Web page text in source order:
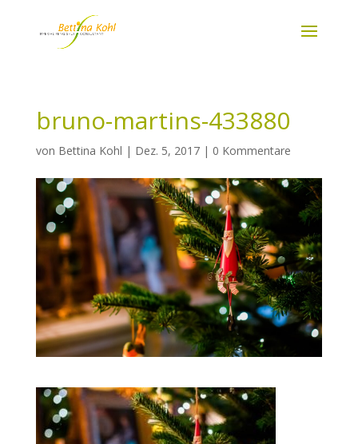
bruno-martins-433880
von Bettina Kohl | Dez. 5, 2017| 0 Kommentare